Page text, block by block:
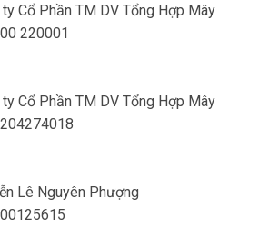
Cổ Phần TM DV Tổng Hợp Mây
220001
Cổ Phần TM DV Tổng Hợp Mây
Lê Nguyên Phượng